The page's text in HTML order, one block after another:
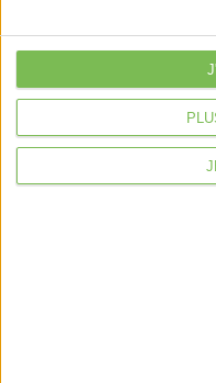
libérale
Je sécurise mon